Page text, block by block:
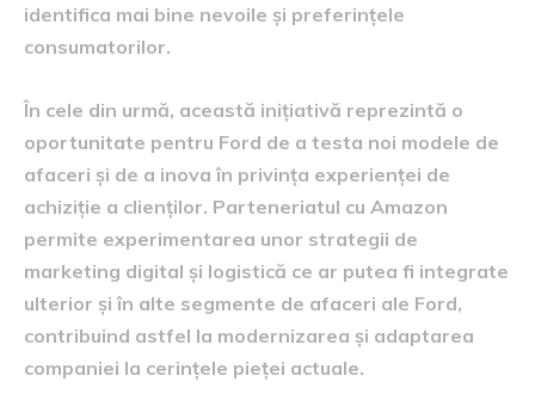
identifica mai bine nevoile și preferințele
consumatorilor.
În cele din urmă, această inițiativă reprezintă o
oportunitate pentru Ford de a testa noi modele de
afaceri și de a inova în privința experienței de
achiziție a clienților. Parteneriatul cu Amazon
permite experimentarea unor strategii de
marketing digital și logistică ce ar putea fi integrate
ulterior și în alte segmente de afaceri ale Ford,
contribuind astfel la modernizarea și adaptarea
companiei la cerințele pieței actuale.